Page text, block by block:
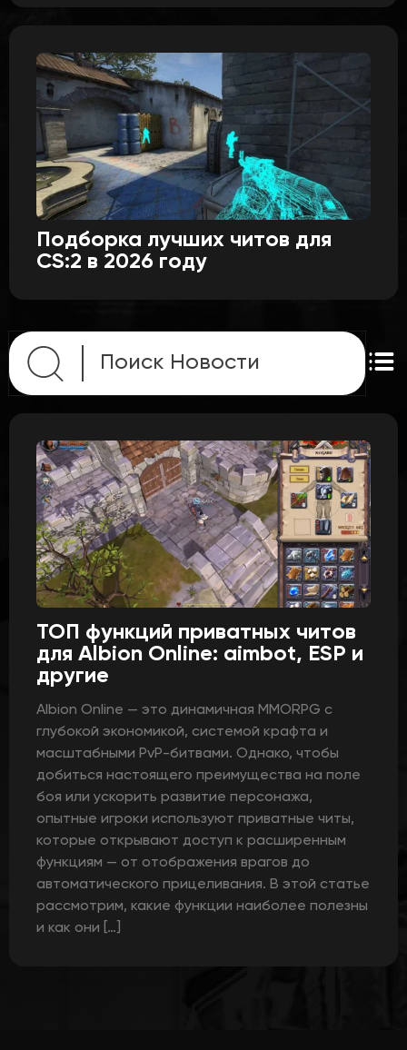
Подборка лучших читов для
CS:2 в 2026 году
ТОП функций приватных читов
для Albion Online: aimbot, ESP и
другие
Albion Online — это динамичная MMORPG с
глубокой экономикой, системой крафта и
масштабными PvP-битвами. Однако, чтобы
добиться настоящего преимущества на поле
боя или ускорить развитие персонажа,
опытные игроки используют приватные читы,
которые открывают доступ к расширенным
функциям — от отображения врагов до
автоматического прицеливания. В этой статье
рассмотрим, какие функции наиболее полезны
и как они […]